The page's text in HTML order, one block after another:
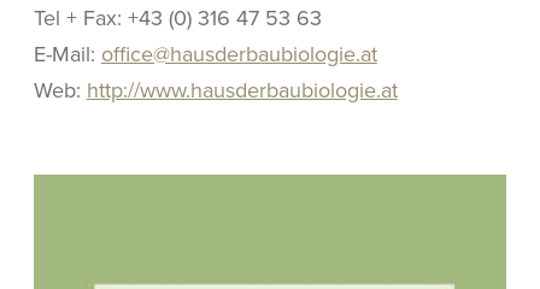
Tel + Fax: +43 (0) 316 47 53 63
E-Mail: office@hausderbaubiologie.at
Web: http://www.hausderbaubiologie.at